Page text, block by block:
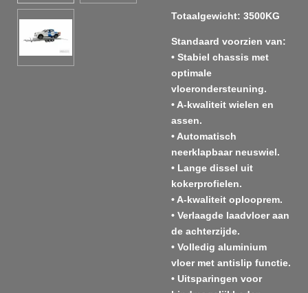
Totaalgewicht: 3500KG
Standaard voorzien van:
• Stabiel chassis met
optimale
vloerondersteuning.
• A-kwaliteit wielen en
assen.
• Automatisch
neerklapbaar neuswiel.
• Lange dissel uit
kokerprofielen.
• A-kwaliteit oplooprem.
• Verlaagde laadvloer aan
de achterzijde.
• Volledig aluminium
vloer met antislip functie.
• Uitsparingen voor